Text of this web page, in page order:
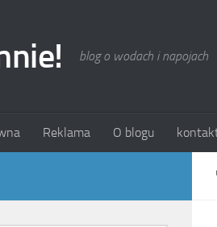
blog o wodach i napojach
Reklama O blogu